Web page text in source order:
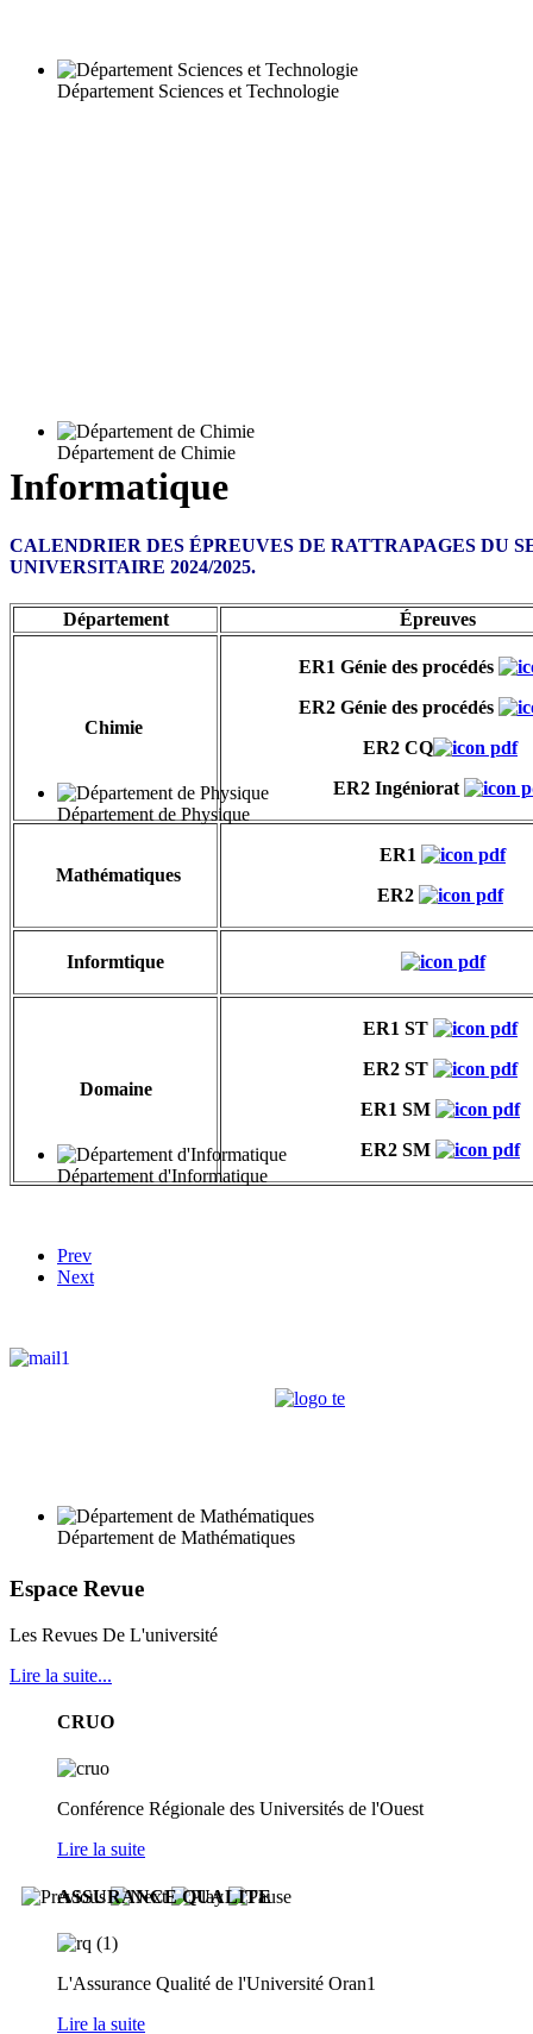
Département Sciences et Technologie
Département de Chimie
Département de Physique
Département d'Informatique
Département de Mathématiques
Informatique
CALENDRIER DES ÉPREUVES DE RATTRAPAGES DU
UNIVERSITAIRE 2024/2025.
Département Épreuves
Chimie
ER1 Génie des procédés
ER2 Génie des procédés
ER2 CQ
ER2 Ingéniorat
Mathématiques
ER1
ER2
Informtique
Domaine
ER1 ST
ER2 ST
ER1 SM
ER2 SM
Prev
Next
Espace Revue
Les Revues De L'université
Lire la suite...
CRUO
Conférence Régionale des Universités de l'Ouest
Lire la suite
ASSURANCE QUALITE
L'Assurance Qualité de l'Université Oran1
Lire la suite